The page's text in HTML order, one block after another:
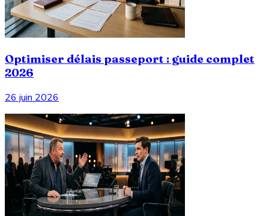
Optimiser délais passeport : guide complet
2026
26 juin 2026